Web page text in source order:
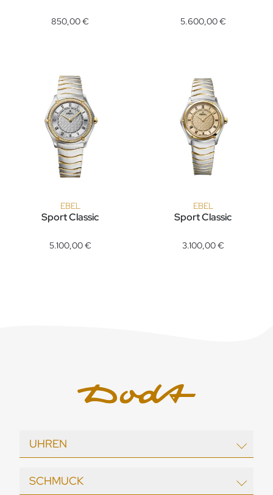
850,00 € 5.600,00 €
EBEL
Sport Classic
5.100,00 €
EBEL
Sport Classic
3.100,00 €
UHREN
SCHMUCK